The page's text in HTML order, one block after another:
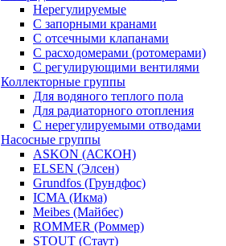
Нерегулируемые
С запорными кранами
С отсечными клапанами
С расходомерами (ротомерами)
С регулирующими вентилями
Коллекторные группы
Для водяного теплого пола
Для радиаторного отопления
С нерегулируемыми отводами
Насосные группы
ASKON (АСКОН)
ELSEN (Элсен)
Grundfos (Грундфос)
ICMA (Икма)
Meibes (Майбес)
ROMMER (Роммер)
STOUT (Стаут)